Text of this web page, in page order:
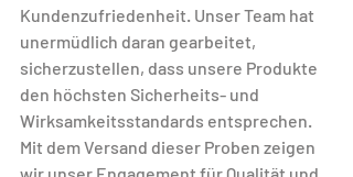
Kundenzufriedenheit. Unser Team hat
unermüdlich daran gearbeitet,
sicherzustellen, dass unsere Produkte
den höchsten Sicherheits- und
Wirksamkeitsstandards entsprechen.
Mit dem Versand dieser Proben zeigen